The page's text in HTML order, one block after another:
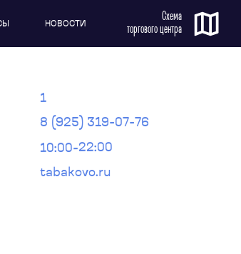
НОВОСТИ
Схема
торгового центра
8 (925) 319-07-76
tabakovo.ru
10:00-22:00
1